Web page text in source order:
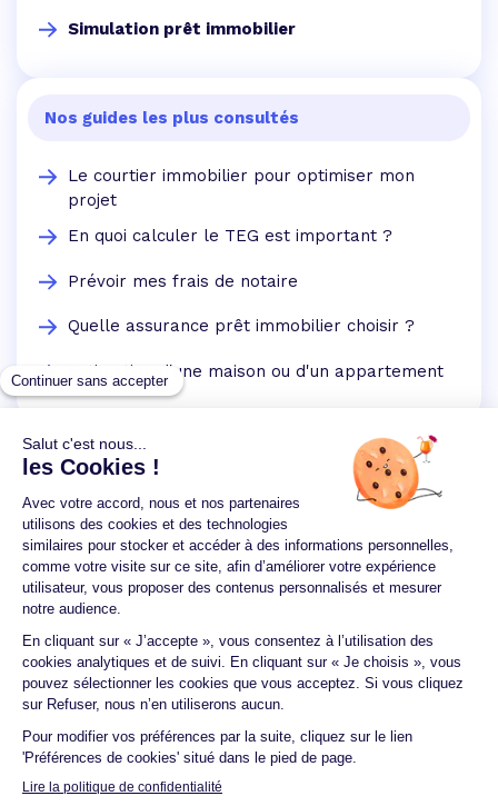
Simulation prêt immobilier
Nos guides les plus consultés
Le courtier immobilier pour optimiser mon
projet
En quoi calculer le TEG est important ?
Prévoir mes frais de notaire
Quelle assurance prêt immobilier choisir ?
Estimation d'une maison ou d'un appartement
Un crédit vous engage et doit être remboursé.
Vérifiez vos capacités de remboursement avant de
vous engager.
Aucun versement, de quelque nature que ce soit, ne
peut être exigé d'un particulier avant l'obtention
d'un ou plusieurs prêts d'argent.
© 2026 Guide du crédit •Plan du site• Mentions
Accessibilité Contact